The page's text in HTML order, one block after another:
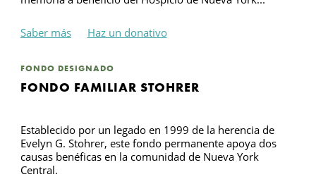
Saber más Haz un donativo
FONDO DESIGNADO
FONDO FAMILIAR STOHRER
Establecido por un legado en 1999 de la herencia de
Evelyn G. Stohrer, este fondo permanente apoya dos
causas benéficas en la comunidad de Nueva York
Central.